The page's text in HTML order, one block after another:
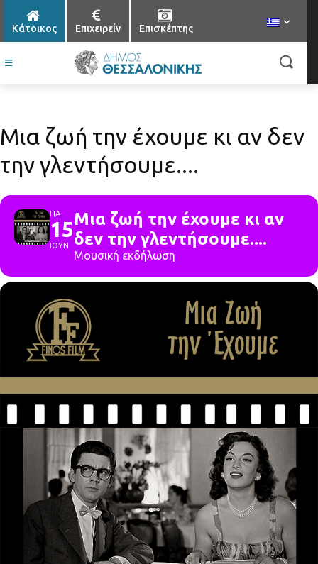
Κάτοικος Επιχειρείν Επισκέπτης
Μια ζωή την έχουμε κι αν δεν
την γλεντήσουμε....
ΠΑ
15
ΙΟΥΝ
Μια ζωή την έχουμε κι αν
δεν την γλεντήσουμε....
Μουσική εκδήλωση